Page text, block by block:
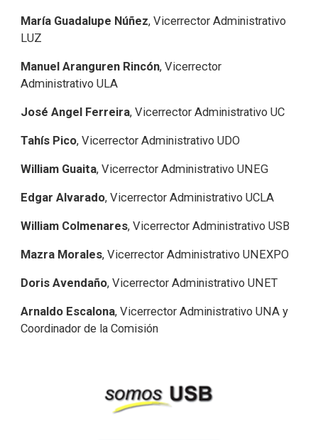
María Guadalupe Núñez, Vicerrector Administrativo
LUZ
Manuel Aranguren Rincón, Vicerrector
Administrativo ULA
José Angel Ferreira, Vicerrector Administrativo UC
Tahís Pico, Vicerrector Administrativo UDO
William Guaita, Vicerrector Administrativo UNEG
Edgar Alvarado, Vicerrector Administrativo UCLA
William Colmenares, Vicerrector Administrativo USB
Mazra Morales, Vicerrector Administrativo UNEXPO
Doris Avendaño, Vicerrector Administrativo UNET
Arnaldo Escalona, Vicerrector Administrativo UNA y
Coordinador de la Comisión